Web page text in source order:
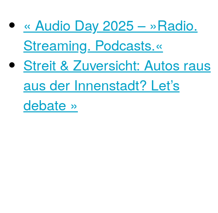
« Audio Day 2025 – »Radio.
Streaming. Podcasts.«
Streit & Zuversicht: Autos raus
aus der Innenstadt? Let’s
debate »